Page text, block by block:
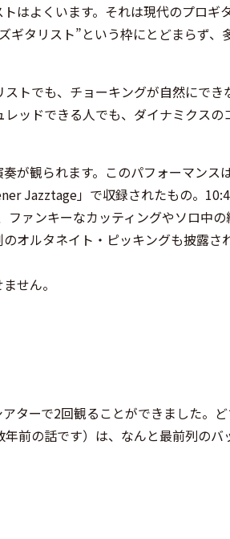
はよくいます。それは現代のプロギ
ギタリスト”という枠にとどまらず、
トでも、チョーキングが自然にでき
ッドできる人でも、ダイナミクスの
が観られます。このパフォーマンス
Jazztage」で収録されたもの。
ァンキーなカッティングやソロ中の
オルタネイト・ピッキングも披露さ
せん。
ターで2回観ることができました。
前の話です）は、なんと最前列のバ